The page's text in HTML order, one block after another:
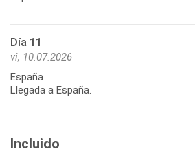
Día 11
vi, 10.07.2026
España
Llegada a España.
Incluido